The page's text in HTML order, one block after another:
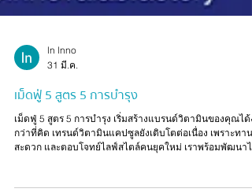
31 มี.ค.